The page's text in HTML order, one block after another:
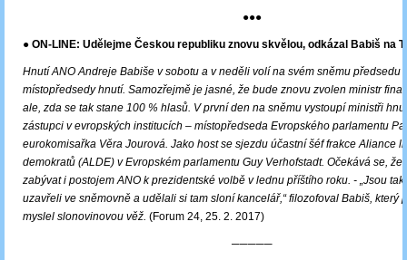
●●●
● ON-LINE: Udělejme Českou republiku znovu skvělou, odkázal Babiš na
Hnutí ANO Andreje Babiše v sobotu a v neděli volí na svém sněmu předsedu
místopředsedy hnutí. Samozřejmě je jasné, že bude znovu zvolen ministr
ale, zda se tak stane 100 % hlasů. V první den na sněmu vystoupí ministři
zástupci v evropských institucích – místopředseda Evropského parlamentu
eurokomisařka Věra Jourová. Jako host se sjezdu účastní šéf frakce Aliance
demokratů (ALDE) v Evropském parlamentu Guy Verhofstadt. Očekává se, že
zabývat i postojem ANO k prezidentské volbě v lednu příštího roku. - „Jsou
uzavřeli ve sněmovně a udělali si tam sloní kancelář,“ filozofoval Babiš, který
myslel slonovinovou věž. (Forum 24, 25. 2. 2017)
─────